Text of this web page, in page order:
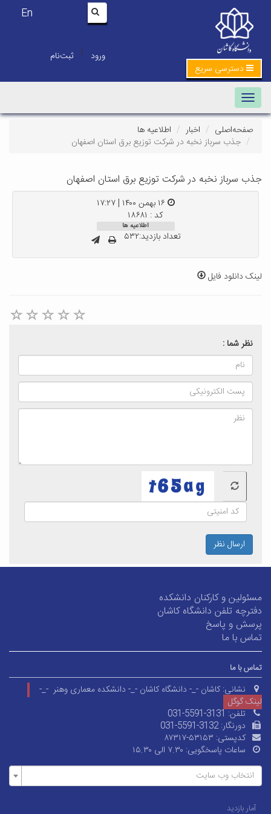
En
ورود | ثبت‌نام
دسترسی سریع
Toggle navigation
صفحه‌اصلی اخبار
اطلاعیه ها
جذب سرباز نخبه در شرکت توزیع برق استان اصفهان
جذب سرباز نخبه در شرکت توزیع برق استان اصفهان
کد : ۱۸۶۸۱
اطلاعیه ها
تعداد بازدید:۵۳۲
لینک دانلود فایل
نظر شما :
ارسال نظر
مسئولین و کارکنان دانشکده
دفترچه تلفن دانشگاه کاشان
پرسش و پاسخ
تماس با ما
تماس با ما
نشانی: کاشان -_- دانشگاه کاشان -_- دانشکده معماری وهنر -_-
لینک گوگل
تلفن:031-5591-3131
دورنگار:031-5591-3132
کدپستی: ۸۷۳۱۷-۵۳۱۵۳
ساعات پاسخگویی: ۷.۳۰ الی ۱۵.۳۰
انتخاب وب سایت
آمار بازدید